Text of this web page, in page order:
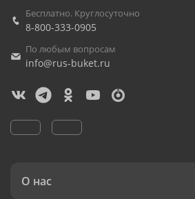
Бесплатно. Круглосуточно
8-800-333-0905
По любым вопросам
info@rus-buket.ru
О нас